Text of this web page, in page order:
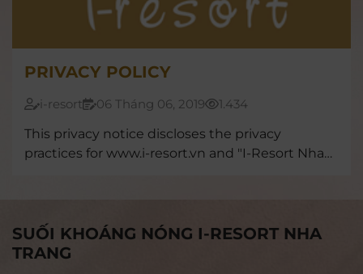
PRIVACY POLICY
i-resort 06 Tháng 06, 2019
1.434
This privacy notice discloses the privacy
practices for www.i-resort.vn and "I-Resort Nha
SUỐI KHOÁNG NÓNG I-RESORT NHA
TRANG